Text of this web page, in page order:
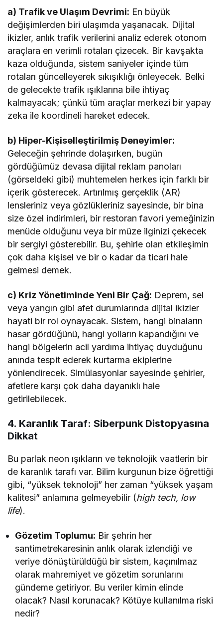
a) Trafik ve Ulaşım Devrimi: En büyük
değişimlerden biri ulaşımda yaşanacak. Dijital
ikizler, anlık trafik verilerini analiz ederek otonom
araçlara en verimli rotaları çizecek. Bir kavşakta
kaza olduğunda, sistem saniyeler içinde tüm
rotaları güncelleyerek sıkışıklığı önleyecek. Belki
de gelecekte trafik ışıklarına bile ihtiyaç
kalmayacak; çünkü tüm araçlar merkezi bir yapay
zeka ile koordineli hareket edecek.
b) Hiper-Kişiselleştirilmiş Deneyimler:
Geleceğin şehrinde dolaşırken, bugün
gördüğümüz devasa dijital reklam panoları
(görseldeki gibi) muhtemelen herkes için farklı bir
içerik gösterecek. Artırılmış gerçeklik (AR)
lensleriniz veya gözlükleriniz sayesinde, bir bina
size özel indirimleri, bir restoran favori yemeğinizin
menüde olduğunu veya bir müze ilginizi çekecek
bir sergiyi gösterebilir. Bu, şehirle olan etkileşimin
çok daha kişisel ve bir o kadar da ticari hale
gelmesi demek.
c) Kriz Yönetiminde Yeni Bir Çağ: Deprem, sel
veya yangın gibi afet durumlarında dijital ikizler
hayati bir rol oynayacak. Sistem, hangi binaların
hasar gördüğünü, hangi yolların kapandığını ve
hangi bölgelerin acil yardıma ihtiyaç duyduğunu
anında tespit ederek kurtarma ekiplerine
yönlendirecek. Simülasyonlar sayesinde şehirler,
afetlere karşı çok daha dayanıklı hale
getirilebilecek.
4. Karanlık Taraf: Siberpunk Distopyasına
Dikkat
Bu parlak neon ışıkların ve teknolojik vaatlerin bir
de karanlık tarafı var. Bilim kurgunun bize öğrettiği
gibi, “yüksek teknoloji” her zaman “yüksek yaşam
kalitesi” anlamına gelmeyebilir (high tech, low
life).
Gözetim Toplumu: Bir şehrin her
santimetrekaresinin anlık olarak izlendiği ve
veriye dönüştürüldüğü bir sistem, kaçınılmaz
olarak mahremiyet ve gözetim sorunlarını
gündeme getiriyor. Bu veriler kimin elinde
olacak? Nasıl korunacak? Kötüye kullanılma riski
nedir?